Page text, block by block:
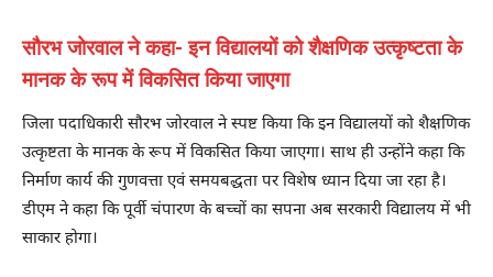
सौरभ जोरवाल ने कहा- इन विद्यालयों को शैक्षणिक उत्कृष्टता के
मानक के रूप में विकसित किया जाएगा
जिला पदाधिकारी सौरभ जोरवाल ने स्पष्ट किया कि इन विद्यालयों को शैक्षणिक
उत्कृष्टता के मानक के रूप में विकसित किया जाएगा। साथ ही उन्होंने कहा कि
निर्माण कार्य की गुणवत्ता एवं समयबद्धता पर विशेष ध्यान दिया जा रहा है।
डीएम ने कहा कि पूर्वी चंपारण के बच्चों का सपना अब सरकारी विद्यालय में भी
साकार होगा।